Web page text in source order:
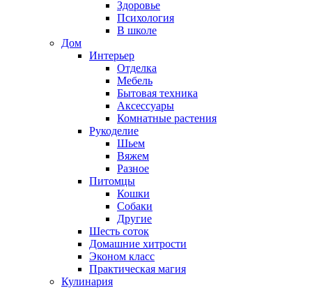
Здоровье
Психология
В школе
Дом
Интерьер
Отделка
Мебель
Бытовая техника
Аксессуары
Комнатные растения
Рукоделие
Шьем
Вяжем
Разное
Питомцы
Кошки
Собаки
Другие
Шесть соток
Домашние хитрости
Эконом класс
Практическая магия
Кулинария